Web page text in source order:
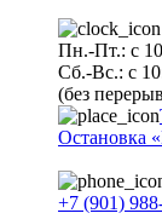
Пн.-Пт.: с
Сб.-Вс.: с
(без
Остановка
+7 (901)